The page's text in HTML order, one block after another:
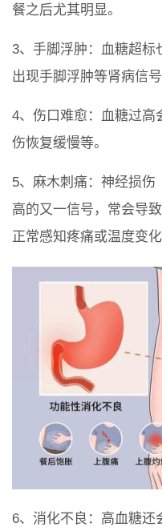
餐之后尤其明显。
3、手脚浮肿：血糖超标
出现手脚浮肿等肾病信号
4、伤口难愈：血糖过高
伤恢复缓慢等。
5、麻木刺痛：神经损
高的又一信号，常会导
正常感知疼痛或温度变化
6、消化不良：高血糖